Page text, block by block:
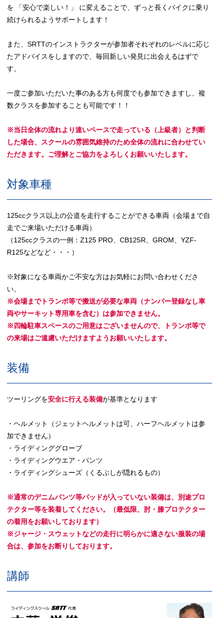
を 「安心で楽しい！」 に変えることで、ずっと長くバイクに乗り
続けられるようサポートします！
また、SRTTのインストラクターが参加者それぞれのレベルに応じ
たアドバイスをしますので、毎回新しい発見に出会えるはずで
す。
一度ご参加いただいた事のある方も何度でも参加できますし、複
数クラスを参加することも可能です！！
※当日全体の流れより速いペースで走っている（上級者）と判断
した場合、スクールの雰囲気維持のため全体の流れに合わせてい
ただきます。ご理解とご協力をよろしくお願いいたします。
対象車種
125ccクラス以上の公道を走行することができる車両（会場まで自
走でご来場いただける車両）
（125ccクラスの一例：Z125 PRO、CB125R、GROM、YZF-
R125などなど・・・）
※対象になる車両かご不安な方はお気軽にお問い合わせくださ
い。
※会場までトランポ等で搬送が必要な車両（ナンバー登録なし車
両やサーキット専用車を含む）は参加できません。
※四輪駐車スペースのご用意はございませんので、トランポ等で
の来場はご遠慮いただけますようお願いいたします。
装備
ツーリングを安全に行える装備が基準となります
・ヘルメット（ジェットヘルメットは可、ハーフヘルメットは参
加できません）
・ライディンググローブ
・ライディングウエア・パンツ
・ライディングシューズ（くるぶしが隠れるもの）
※通常のデニムパンツ等パッドが入っていない装備は、別途プロ
テクター等を装着してください。（最低限、肘・膝プロテクター
の着用をお願いしております）
※ジャージ・スウェットなどの走行に明らかに適さない服装の場
合は、参加をお断りしております。
講師